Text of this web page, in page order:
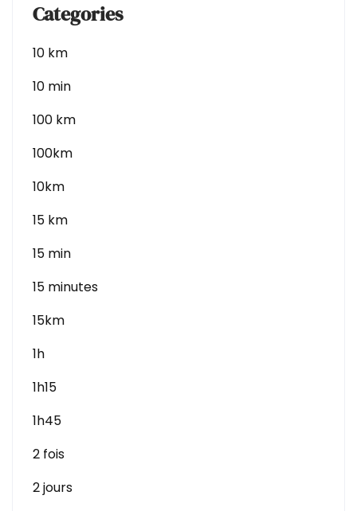
Categories
10 km
10 min
100 km
100km
10km
15 km
15 min
15 minutes
15km
1h
1h15
1h45
2 fois
2 jours